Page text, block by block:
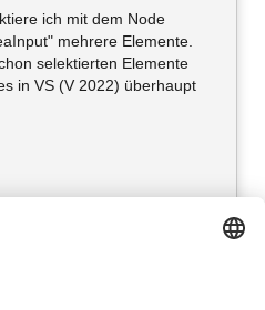
ich mit dem Node
mehrere Elemente.
selektierten Elemente
in VS (V 2022) überhaupt